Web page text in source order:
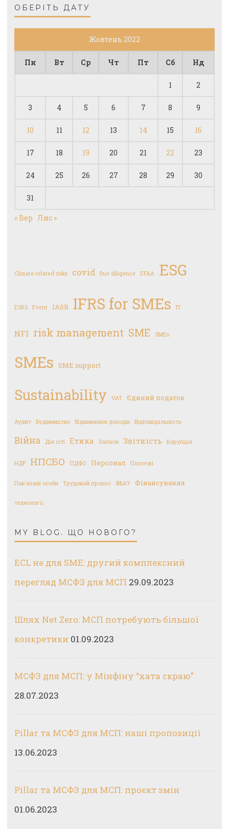
ОБЕРІТЬ ДАТУ
Жовтень 2022
Пн Вт Ср Чт Пт Сб Нд
1 2
3 4 5 6 7 8 9
10 11 12 13 14 15 16
17 18 19 20 21 22 23
24 25 26 27 28 29 30
31
« Вер Лис »
Climate-related risks covid Due diligence EFAA ESG
ESRS Event IASB IFRS for SMEs IT
NFI risk management SME SMEs
SMEs SME support
Sustainability VAT Єдиний податок
Аудит Будівництво Відмивання доходів Відповідальність
Війна Дія сіті Етика Запаси Звітність Корупція
НДР НПСБО ПДФО Персонал Платежі
Пов'язані особи Трудовой процес ФБАУ Фінансування
технології
MY BLOG. ЩО НОВОГО?
ECL не для SME: другий комплексний
перегляд МСФЗ для МСП 29.09.2023
Шлях Net Zero: МСП потребують більшої
конкретики 01.09.2023
МСФЗ для МСП: у Мінфіну “хата скраю”
28.07.2023
Pillar та МСФЗ для МСП: наші пропозиції
13.06.2023
Pillar та МСФЗ для МСП: проєкт змін
01.06.2023